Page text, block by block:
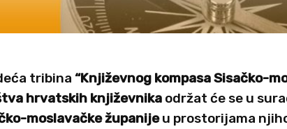
tribina “Književnog kompasa Sisačko-
hrvatskih književnika održat će se u
moslavačke županijeu prostorijama